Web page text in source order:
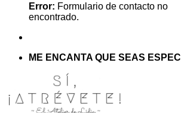
Error: Formulario de contacto no
encontrado.
ME ENCANTA QUE SEAS